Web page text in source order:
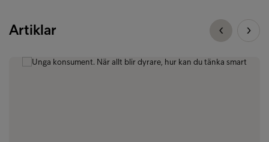
Artiklar